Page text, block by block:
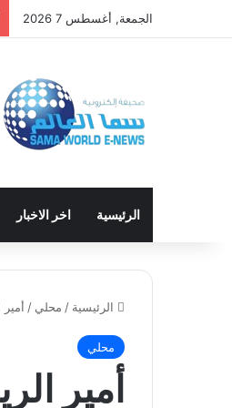
الجمعة, أغسطس 7 2026
الرئيسية اخر الاخبار
الرئيسية / محلي /
محلي
أمير